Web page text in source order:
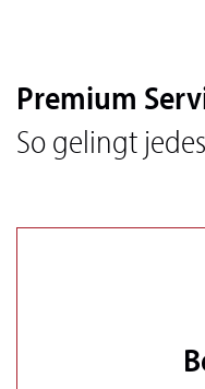
Premium
So gelingt